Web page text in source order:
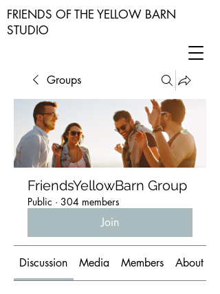
FRIENDS OF THE YELLOW BARN
STUDIO
Groups
FriendsYellowBarn Group
Public · 304 members
Join
Discussion Media Members About